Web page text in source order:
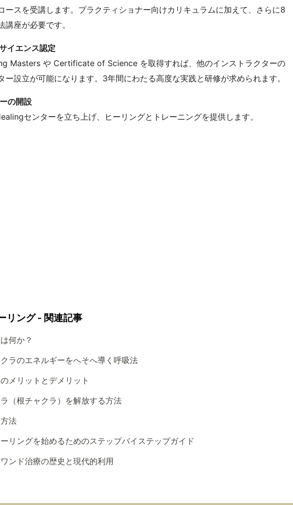
ースを受講します。プラクティショナー向けカリキュラムに加えて、さらに8
講座が必要です。
イエンス認定
Masters や Certificate of Science を取得すれば、他のインストラクターの
ー設立が可能になります。3年間にわたる高度な実践と研修が求められます。
の開設
センターを立ち上げ、ヒーリングとトレーニングを提供します。
リング - 関連記事
何か？
ラのエネルギーをへそへ導く呼吸法
メリットとデメリット
（根チャクラ）を解放する方法
法
リングを始めるためのステップバイステップガイド
ンド治療の歴史と現代的利用